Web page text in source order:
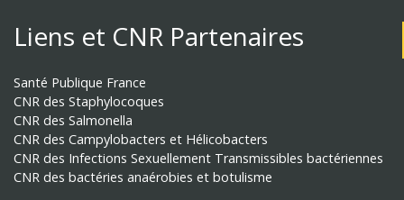
Liens et CNR Partenaires
Santé Publique France
CNR des Staphylocoques
CNR des Salmonella
CNR des Campylobacters et Hélicobacters
CNR des Infections Sexuellement Transmissibles bactériennes
CNR des bactéries anaérobies et botulisme